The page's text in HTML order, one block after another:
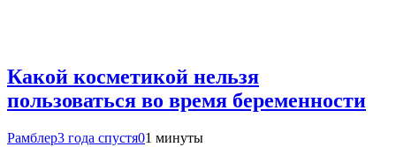
Какой косметикой нельзя
пользоваться во время беременности
Рамблер3 года спустя01 минуты